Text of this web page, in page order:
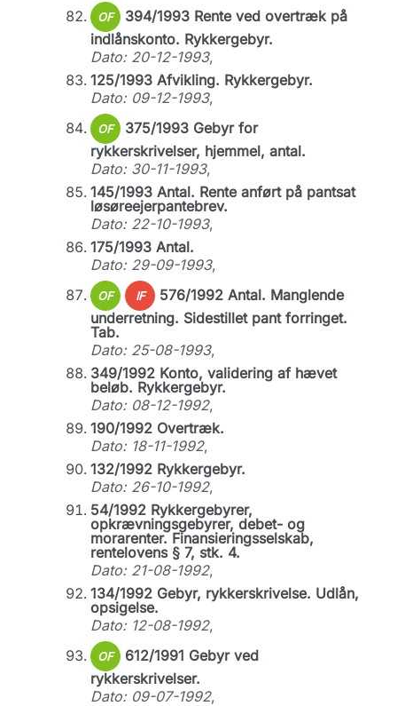
OF
394/1993 Rente ved overtræk på
indlånskonto. Rykkergebyr.
Dato: 20-12-1993,
125/1993 Afvikling. Rykkergebyr.
Dato: 09-12-1993,
OF
375/1993 Gebyr for
rykkerskrivelser, hjemmel, antal.
Dato: 30-11-1993,
145/1993 Antal. Rente anført på pantsat
løsøreejerpantebrev.
Dato: 22-10-1993,
175/1993 Antal.
Dato: 29-09-1993,
OF IF
576/1992 Antal. Manglende
underretning. Sidestillet pant forringet.
Tab.
Dato: 25-08-1993,
349/1992 Konto, validering af hævet
beløb. Rykkergebyr.
Dato: 08-12-1992,
190/1992 Overtræk.
Dato: 18-11-1992,
132/1992 Rykkergebyr.
Dato: 26-10-1992,
54/1992 Rykkergebyrer,
opkrævningsgebyrer, debet- og
morarenter. Finansieringsselskab,
rentelovens § 7, stk. 4.
Dato: 21-08-1992,
134/1992 Gebyr, rykkerskrivelse. Udlån,
opsigelse.
Dato: 12-08-1992,
OF
612/1991 Gebyr ved
rykkerskrivelser.
Dato: 09-07-1992,